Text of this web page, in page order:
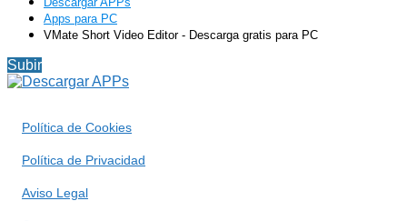
Apps para PC
VMate Short Video Editor - Descarga gratis para PC
Subir
Política de Cookies
Política de Privacidad
Aviso Legal